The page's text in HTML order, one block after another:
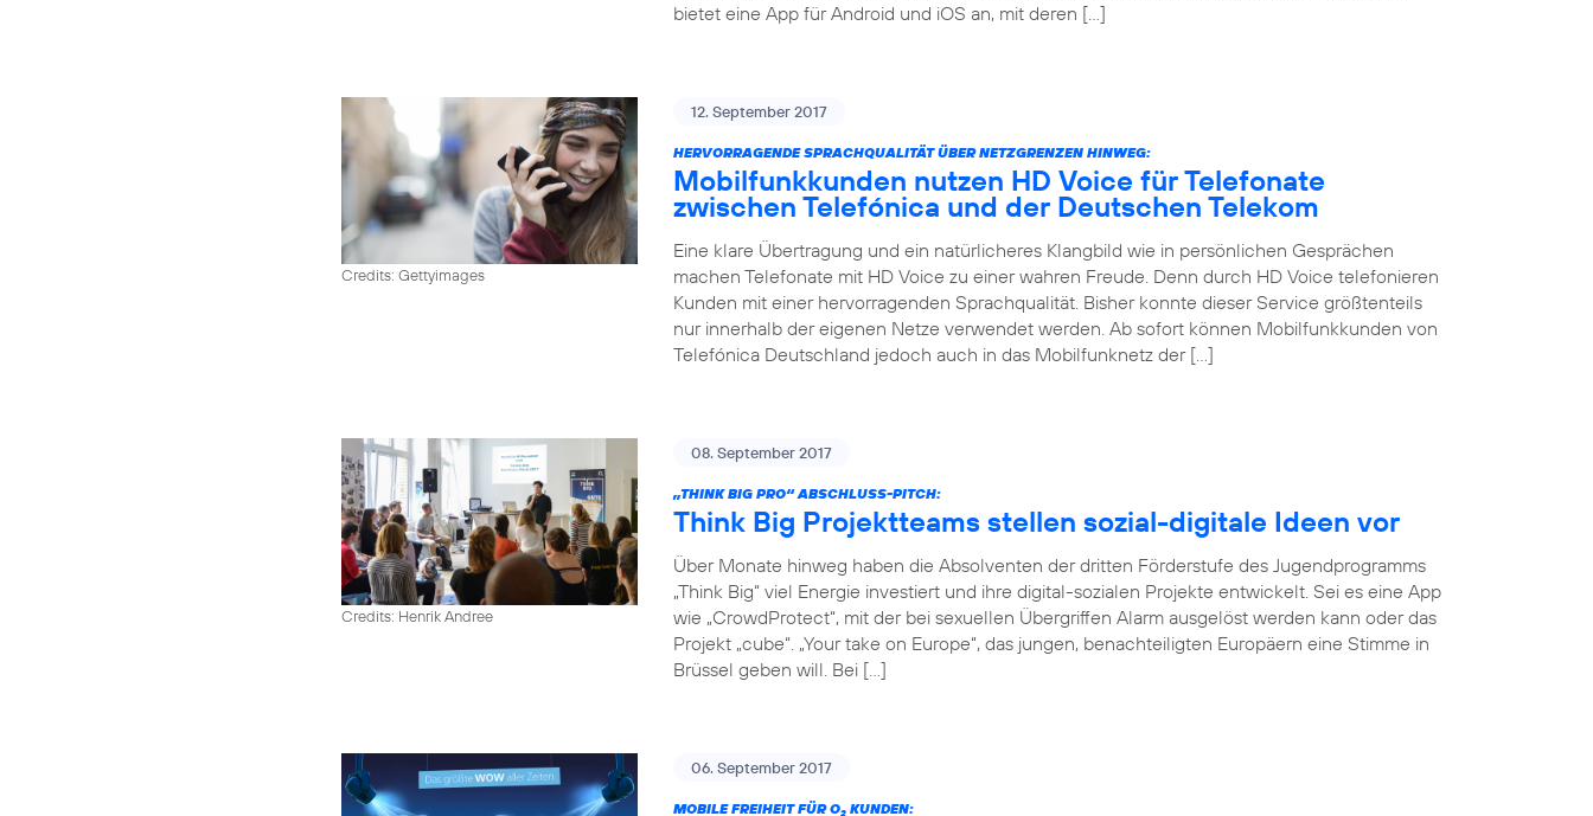
bietet eine App für Android und iOS an, mit deren […]
Credits: Gettyimages
12. September 2017
HERVORRAGENDE SPRACHQUALITÄT ÜBER NETZGRENZEN HINWEG:
Mobilfunkkunden nutzen HD Voice für Telefonate
zwischen Telefónica und der Deutschen Telekom
Eine klare Übertragung und ein natürlicheres Klangbild wie in persönlichen Gesprächen
machen Telefonate mit HD Voice zu einer wahren Freude. Denn durch HD Voice telefonieren
Kunden mit einer hervorragenden Sprachqualität. Bisher konnte dieser Service größtenteils
nur innerhalb der eigenen Netze verwendet werden. Ab sofort können Mobilfunkkunden von
Telefónica Deutschland jedoch auch in das Mobilfunknetz der […]
Credits: Henrik Andree
08. September 2017
„THINK BIG PRO“ ABSCHLUSS-PITCH:
Think Big Projektteams stellen sozial-digitale Ideen vor
Über Monate hinweg haben die Absolventen der dritten Förderstufe des Jugendprogramms
„Think Big“ viel Energie investiert und ihre digital-sozialen Projekte entwickelt. Sei es eine App
wie „CrowdProtect“, mit der bei sexuellen Übergriffen Alarm ausgelöst werden kann oder das
Projekt „cube“. „Your take on Europe“, das jungen, benachteiligten Europäern eine Stimme in
Brüssel geben will. Bei […]
06. September 2017
MOBILE FREIHEIT FÜR O2 KUNDEN: